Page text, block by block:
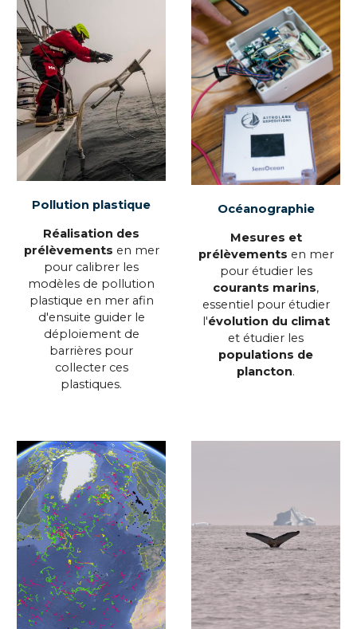
Pollution plastique
Réalisation des
prélèvements en mer
pour calibrer les
modèles de pollution
plastique en mer afin
d'ensuite guider le
déploiement de
barrières pour
collecter ces
plastiques.
Océanographie
Mesures et
prélèvements en mer
pour étudier les
courants marins,
essentiel pour étudier
l'évolution du climat
et étudier les
populations de
plancton.